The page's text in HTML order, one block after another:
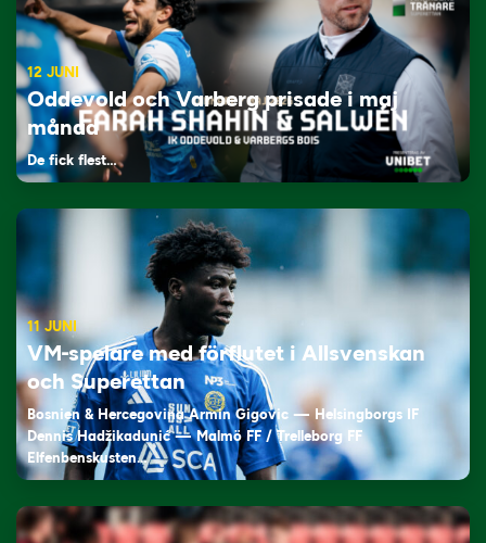
12 JUNI
Oddevold och Varberg prisade i maj
månad
De fick flest…
11 JUNI
VM-spelare med förflutet i Allsvenskan
och Superettan
Bosnien & Hercegovina Armin Gigovic — Helsingborgs IF
Dennis Hadžikadunić — Malmö FF / Trelleborg FF
Elfenbenskusten…